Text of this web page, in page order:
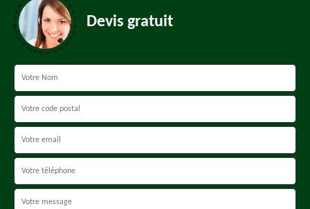
Devis gratuit